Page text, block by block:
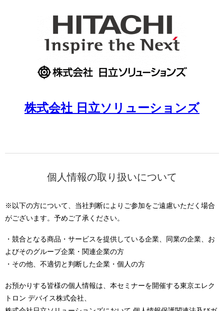
株式会社 日立ソリューションズ
個人情報の取り扱いについて
※以下の方について、当社判断によりご参加をご遠慮いただく場合
がございます。予めご了承ください。
・競合となる商品・サービスを提供している企業、同業の企業、お
よびそのグループ企業・関連企業の方
・その他、不適切と判断した企業・個人の方
お預かりする皆様の個人情報は、本セミナーを開催する東京エレク
トロン デバイス株式会社、